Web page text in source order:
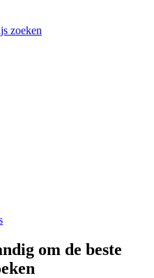
zoeken
om de beste